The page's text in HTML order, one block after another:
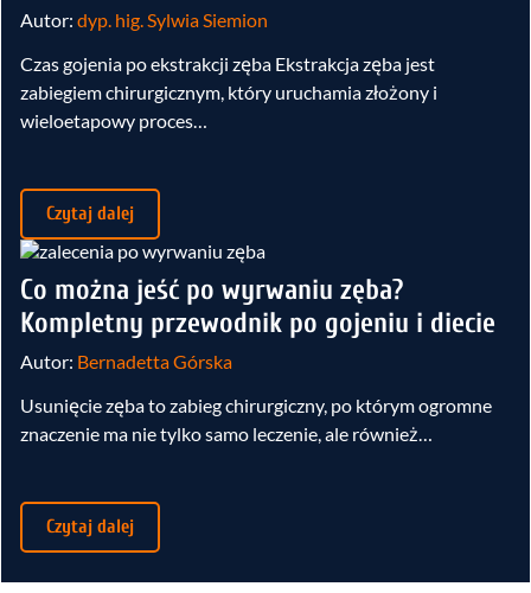
Autor: dyp. hig. Sylwia Siemion
Czas gojenia po ekstrakcji zęba Ekstrakcja zęba jest
zabiegiem chirurgicznym, który uruchamia złożony i
wieloetapowy proces…
Czytaj dalej
Co można jeść po wyrwaniu zęba?
Kompletny przewodnik po gojeniu i diecie
Autor: Bernadetta Górska
Usunięcie zęba to zabieg chirurgiczny, po którym ogromne
znaczenie ma nie tylko samo leczenie, ale również…
Czytaj dalej